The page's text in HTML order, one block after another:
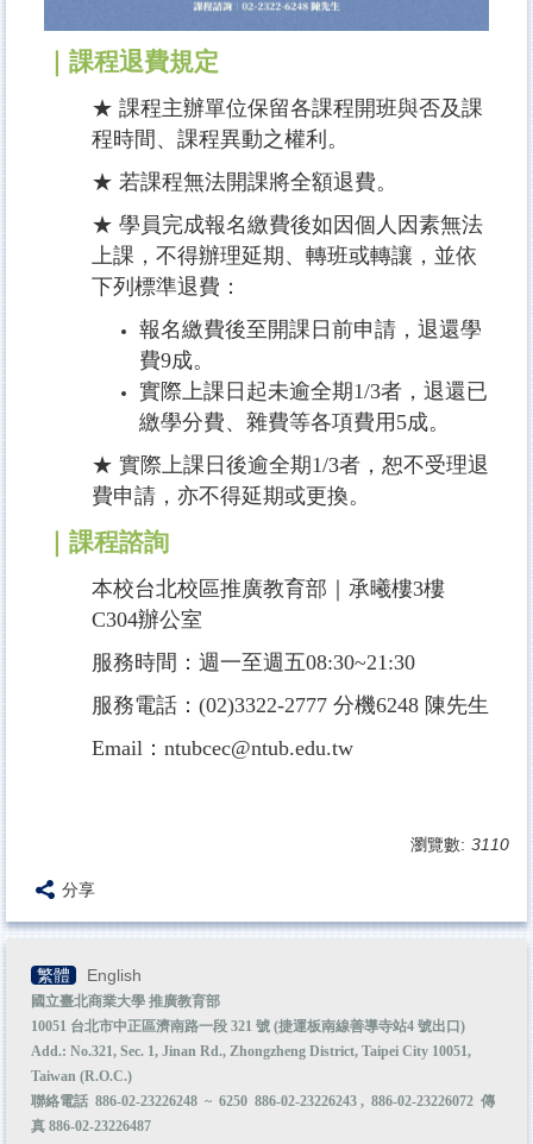
｜課程退費規定
★ 課程主辦單位保留各課程開班與否及課
程時間、課程異動之權利。
★ 若課程無法開課將全額退費。
★ 學員完成報名繳費後如因個人因素無法
上課，不得辦理延期、轉班或轉讓，並依
下列標準退費：
報名繳費後至開課日前申請，退還學
費9成。
實際上課日起未逾全期1/3者，退還已
繳學分費、雜費等各項費用5成。
★ 實際上課日後逾全期1/3者，恕不受理退
費申請，亦不得延期或更換。
｜課程諮詢
本校台北校區推廣教育部｜承曦樓3樓
C304辦公室
服務時間：週一至週五08:30~21:30
服務電話：(02)3322-2777 分機6248 陳先生
Email：ntubcec@ntub.edu.tw
瀏覽數: 3110
分享
繁體 English
國立臺北商業大學 推廣教育部
10051 台北市中正區濟南路一段 321 號 (捷運板南線善導寺站4 號出口)
Add.: No.321, Sec. 1, Jinan Rd., Zhongzheng District, Taipei City 10051,
Taiwan (R.O.C.)
聯絡電話 886-02-23226248 ~ 6250 886-02-23226243 , 886-02-23226072 傳
真 886-02-23226487